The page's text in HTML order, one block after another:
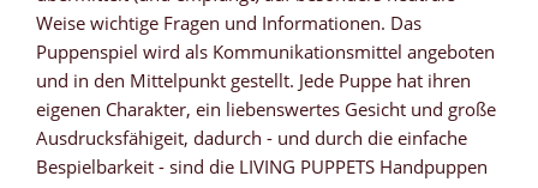
Weise wichtige Fragen und Informationen. Das
Puppenspiel wird als Kommunikationsmittel angeboten
und in den Mittelpunkt gestellt. Jede Puppe hat ihren
eigenen Charakter, ein liebenswertes Gesicht und große
Ausdrucksfähigeit, dadurch - und durch die einfache
Bespielbarkeit - sind die LIVING PUPPETS Handpuppen